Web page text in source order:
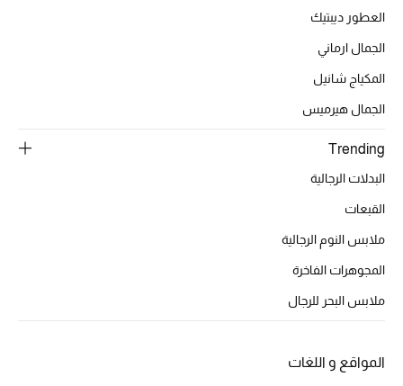
الموسم الجديد
الحقائب النسائية
حقائب رجالية
حقائب الأطفال
العطور ديبتيك
الجمال ارماني
المكياج شانيل
الجمال هيرميس
Trending
البدلات الرجالية
القبعات
ملابس النوم الرجالية
المجوهرات الفاخرة
ملابس البحر للرجال
المواقع و اللغات